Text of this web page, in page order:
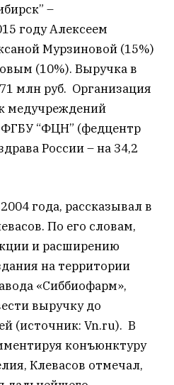
–
году Алексеем
Мурзиновой (15%)
(10%). Выручка в
млн руб. Организация
медучреждений
“ФЦН” (федцентр
России – на 34,2
года, рассказывал в
По его словам,
и расширению
на территории
«Сиббиофарм»,
выручку до
(источник: Vn.ru). В
конъюнктуру
Клевасов отмечал,